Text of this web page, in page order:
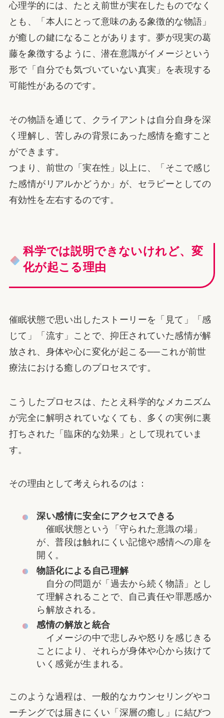
心理学的には、たとえ前世が実在したものでなく
とも、「本人にとって意味のある象徴的な物語」
が癒しの鍵になることがあります。夢が現実の葛
藤を象徴するように、潜在意識がイメージという
形で「自分でも気づいていない真実」を表現する
可能性があるのです。
その物語を通じて、クライアントは自分自身を深
く理解し、苦しみの背景にあった感情を癒すこと
ができます。
つまり、前世の「実在性」以上に、「そこで感じ
た感情がリアルかどうか」が、セラピーとしての
有効性を左右するのです。
科学では説明できないけれど、変
化が起こる理由
催眠状態で思い出したストーリーを「見て」「感
じて」「流す」ことで、抑圧されていた感情が解
放され、身体や心に変化が起こる──これが前世
療法における癒しのプロセスです。
こうしたプロセスは、たとえ科学的なメカニズム
が完全に解明されていなくても、多くの実例に裏
打ちされた「臨床的な効果」として現れていま
す。
その理由として考えられるのは：
深い感情に安全にアクセスできる
催眠状態という「守られた意識の場」
が、普段は触れにくい記憶や感情への扉を
開く。
物語化による自己理解
自分の問題が「過去から続く物語」とし
て理解されることで、自己責任や罪悪感か
ら解放される。
感情の解放と統合
イメージの中で悲しみや怒りを感じきる
ことにより、それらが身体や心から抜けて
いく感覚が生まれる。
このような過程は、一般的なカウンセリングやコ
ーチングでは届きにくい「深層の癒し」に結びつ